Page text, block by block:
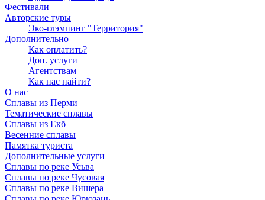
Фестивали
Авторские туры
Эко-глэмпинг "Территория"
Дополнительно
Как оплатить?
Доп. услуги
Агентствам
Как нас найти?
О нас
Сплавы из Перми
Тематические сплавы
Сплавы из Екб
Весенние сплавы
Памятка туриста
Дополнительные услуги
Сплавы по реке Усьва
Сплавы по реке Чусовая
Сплавы по реке Вишера